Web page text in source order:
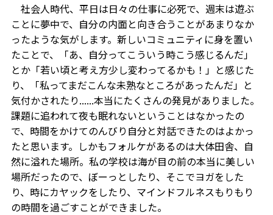
社会人時代、平日は日々の仕事に必死で、週末は遊ぶ
ことに夢中で、自分の内面と向き合うことがあまりなか
ったような気がします。新しいコミュニティに身を置い
たことで、「あ、自分ってこういう時こう感じるんだ」
とか「若い頃と考え方少し変わってるかも！」と感じた
り、「私ってまだこんな未熟なところがあったんだ」と
気付かされたり......本当にたくさんの発見がありました。
課題に追われて夜も眠れないということはなかったの
で、時間をかけてのんびり自分と対話できたのはよかっ
たと思います。しかもフォルケがあるのは大体田舎、自
然に溢れた場所。私の学校は海が目の前の本当に美しい
場所だったので、ぼーっとしたり、そこでヨガをした
り、時にカヤックをしたり、マインドフルネスもりもり
の時間を過ごすことができました。